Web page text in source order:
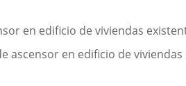
en edificio de viviendas
ascensor en edificio de